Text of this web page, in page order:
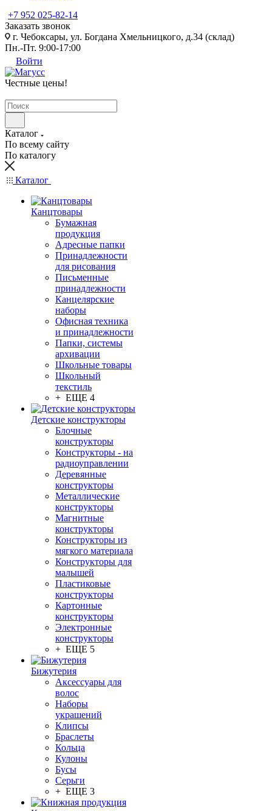
+7 952 025-82-14
Заказать звонок
г. Чебоксары, ул. Богдана Хмельницкого, д.34 (склад)
Пн.-Пт. 9:00-17:00
Войти
Честные цены!
Каталог
По всему сайту
По каталогу
Каталог
Канцтовары
Бумажная
продукция
Адресные папки
Принадлежности
для рисования
Письменные
принадлежности
Канцелярские
наборы
Офисная техника
и принадлежности
Папки, системы
архивации
Школьные товары
Школьный
текстиль
+ ЕЩЕ 4
Детские конструкторы
Блочные
конструкторы
Конструкторы - на
радиоуправлении
Деревянные
конструкторы
Металлические
конструкторы
Магнитные
конструкторы
Конструкторы из
мягкого материала
Конструкторы для
малышей
Пластиковые
конструкторы
Картонные
конструкторы
Электронные
конструкторы
+ ЕЩЕ 5
Бижутерия
Аксессуары для
волос
Наборы
украшений
Клипсы
Браслеты
Кольца
Кулоны
Бусы
Серьги
+ ЕЩЕ 3